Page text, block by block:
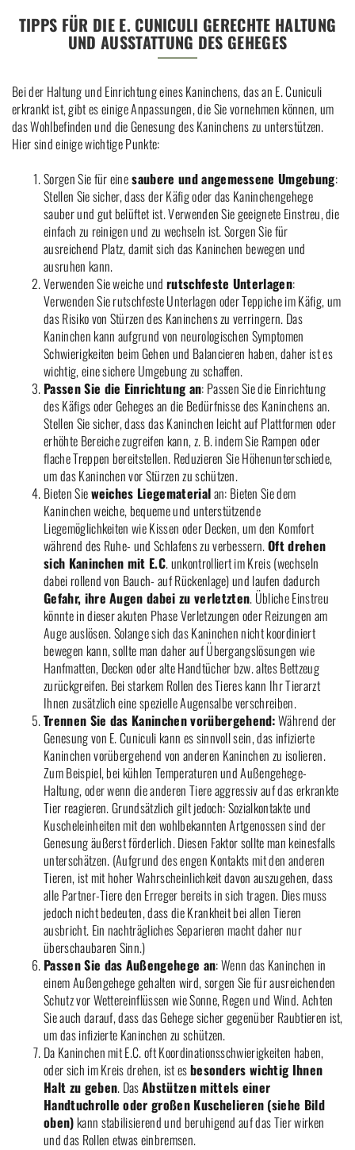
TIPPS FÜR DIE E. CUNICULI GERECHTE HALTUNG
UND AUSSTATTUNG DES GEHEGES
Bei der Haltung und Einrichtung eines Kaninchens, das an E. Cuniculi
erkrankt ist, gibt es einige Anpassungen, die Sie vornehmen können, um
das Wohlbefinden und die Genesung des Kaninchens zu unterstützen.
Hier sind einige wichtige Punkte:
Sorgen Sie für einesaubere und angemessene Umgebung:
Stellen Sie sicher, dass der Käfig oder das Kaninchengehege
sauber und gut belüftet ist. Verwenden Sie geeignete Einstreu, die
einfach zu reinigen und zu wechseln ist. Sorgen Sie für
ausreichend Platz, damit sich das Kaninchen bewegen und
ausruhen kann.
Verwenden Sie weiche und rutschfeste Unterlagen:
Verwenden Sie rutschfeste Unterlagen oder Teppiche im Käfig, um
das Risiko von Stürzen des Kaninchens zu verringern. Das
Kaninchen kann aufgrund von neurologischen Symptomen
Schwierigkeiten beim Gehen und Balancieren haben, daher ist es
wichtig, eine sichere Umgebung zu schaffen.
Passen Sie die Einrichtung an: Passen Sie die Einrichtung
des Käfigs oder Geheges an die Bedürfnisse des Kaninchens an.
Stellen Sie sicher, dass das Kaninchen leicht auf Plattformen oder
erhöhte Bereiche zugreifen kann, z. B. indem Sie Rampen oder
flache Treppen bereitstellen. Reduzieren Sie Höhenunterschiede,
um das Kaninchen vor Stürzen zu schützen.
Bieten Sieweiches Liegematerialan: Bieten Sie dem
Kaninchen weiche, bequeme und unterstützende
Liegemöglichkeiten wie Kissen oder Decken, um den Komfort
während des Ruhe- und Schlafens zu verbessern.Oft drehen
sich Kaninchen mit E.C. unkontrolliert im Kreis (wechseln
dabei rollend von Bauch- auf Rückenlage) und laufen dadurch
Gefahr, ihre Augen dabei zu verletzten. Übliche Einstreu
könnte in dieser akuten Phase Verletzungen oder Reizungen am
Auge auslösen. Solange sich das Kaninchen nicht koordiniert
bewegen kann, sollte man daher auf Übergangslösungen wie
Hanfmatten, Decken oder alte Handtücher bzw. altes Bettzeug
zurückgreifen. Bei starkem Rollen des Tieres kann Ihr Tierarzt
Ihnen zusätzlich eine spezielle Augensalbe verschreiben.
Trennen Sie das Kaninchen vorübergehend:Während der
Genesung von E. Cuniculi kann es sinnvoll sein, das infizierte
Kaninchen vorübergehend von anderen Kaninchen zu isolieren.
Zum Beispiel, bei kühlen Temperaturen und Außengehege-
Haltung, oder wenn die anderen Tiere aggressiv auf das erkrankte
Tier reagieren. Grundsätzlich gilt jedoch: Sozialkontakte und
Kuscheleinheiten mit den wohlbekannten Artgenossen sind der
Genesung äußerst förderlich. Diesen Faktor sollte man keinesfalls
unterschätzen. (Aufgrund des engen Kontakts mit den anderen
Tieren, ist mit hoher Wahrscheinlichkeit davon auszugehen, dass
alle Partner-Tiere den Erreger bereits in sich tragen. Dies muss
jedoch nicht bedeuten, dass die Krankheit bei allen Tieren
ausbricht. Ein nachträgliches Separieren macht daher nur
überschaubaren Sinn.)
Passen Sie das Außengehege an: Wenn das Kaninchen in
einem Außengehege gehalten wird, sorgen Sie für ausreichenden
Schutz vor Wettereinflüssen wie Sonne, Regen und Wind. Achten
Sie auch darauf, dass das Gehege sicher gegenüber Raubtieren ist,
um das infizierte Kaninchen zu schützen.
Da Kaninchen mit E.C. oft Koordinationsschwierigkeiten haben,
oder sich im Kreis drehen, ist esbesonders wichtig Ihnen
Halt zu geben. DasAbstützen mittels einer
Handtuchrolle oder großen Kuschelieren (siehe Bild
oben) kann stabilisierend und beruhigend auf das Tier wirken
und das Rollen etwas einbremsen.